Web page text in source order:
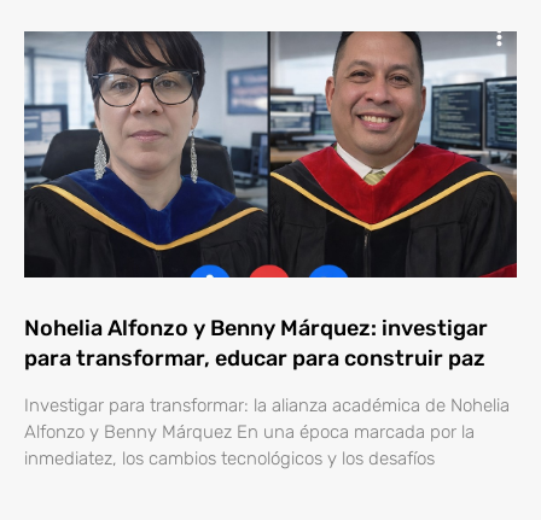
Nohelia Alfonzo y Benny Márquez: investigar
para transformar, educar para construir paz
Investigar para transformar: la alianza académica de Nohelia
Alfonzo y Benny Márquez En una época marcada por la
inmediatez, los cambios tecnológicos y los desafíos